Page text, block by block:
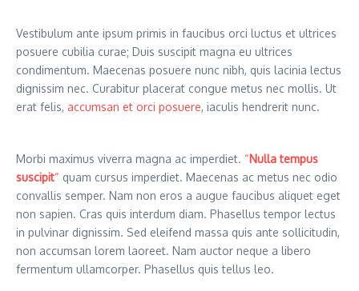
Vestibulum ante ipsum primis in faucibus orci luctus et ultrices
posuere cubilia curae; Duis suscipit magna eu ultrices
condimentum. Maecenas posuere nunc nibh, quis lacinia lectus
dignissim nec. Curabitur placerat congue metus nec mollis. Ut
erat felis, accumsan et orci posuere, iaculis hendrerit nunc.
Morbi maximus viverra magna ac imperdiet. “Nulla tempus
suscipit“ quam cursus imperdiet. Maecenas ac metus nec odio
convallis semper. Nam non eros a augue faucibus aliquet eget
non sapien. Cras quis interdum diam. Phasellus tempor lectus
in pulvinar dignissim. Sed eleifend massa quis ante sollicitudin,
non accumsan lorem laoreet. Nam auctor neque a libero
fermentum ullamcorper. Phasellus quis tellus leo.